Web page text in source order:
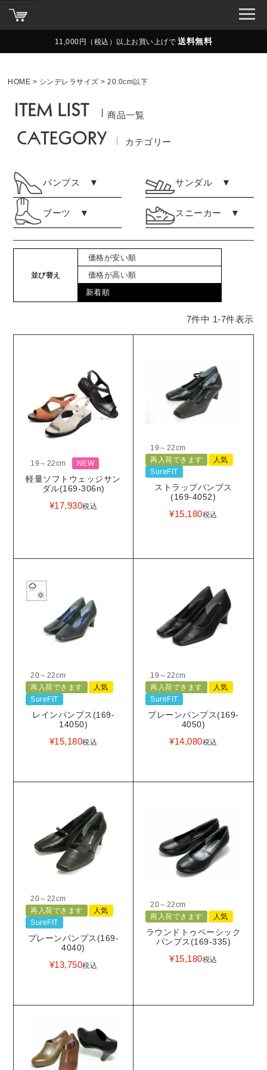
11,000円（税込）以上お買い上げで 送料無料
HOME シンデレラサイズ 20.0cm以下
商品一覧
カテゴリー
パンプス ▼ サンダル ▼
ブーツ ▼ スニーカー ▼
並び替え
価格が安い順
価格が高い順
新着順
7件中 1-7件表示
19～22cm NEW
軽量ソフトウェッジサン
ダル(169-306n)
¥17,930税込
19～22cm
再入荷できます
人気
SureFIT
ストラップパンプス
(169-4052)
¥15,180税込
20～22cm
再入荷できます
人気
SureFIT
レインパンプス(169-
14050)
¥15,180税込
19～22cm
再入荷できます
人気
SureFIT
プレーンパンプス(169-
4050)
¥14,080税込
20～22cm
再入荷できます
人気
SureFIT
プレーンパンプス(169-
4040)
¥13,750税込
20～22cm
再入荷できます
人気
ラウンドトゥベーシック
パンプス(169-335)
¥15,180税込